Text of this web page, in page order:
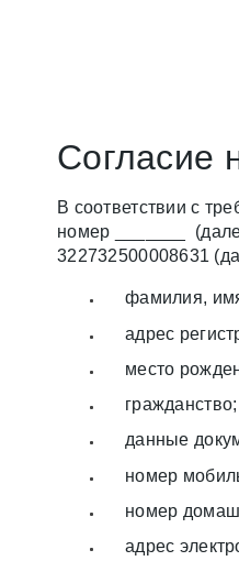
Cогласие
В соответствии с
номер _______
322732500008631
фамилия,
адрес
место
гражданство;
данные
номер
номер
адрес